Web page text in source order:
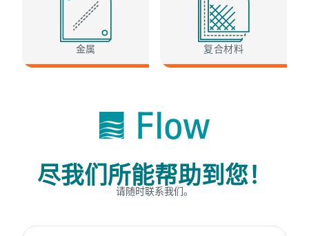
金属 复合材料
尽我们所能帮助到您！
请随时联系我们。